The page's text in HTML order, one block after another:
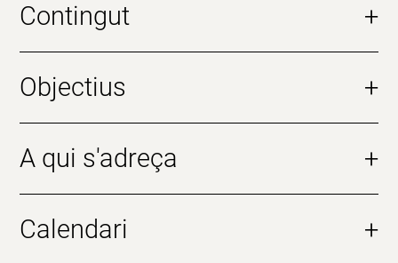
Contingut +
Objectius +
A qui s'adreça +
Calendari +